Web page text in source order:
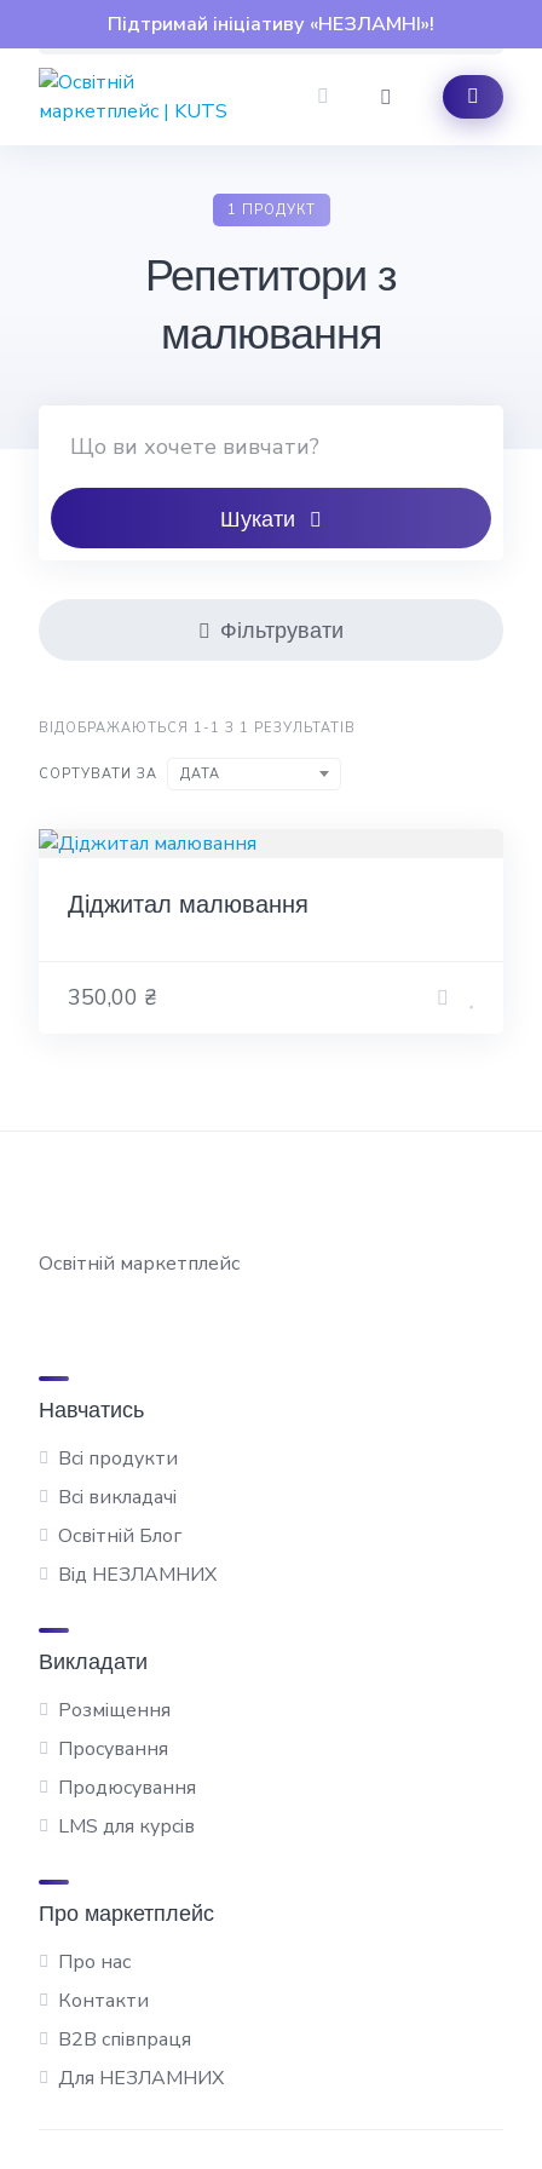
Підтримай ініціативу «НЕЗЛАМНІ»!
to
content
1 ПРОДУКТ
Репетитори з
малювання
Шукати
Фільтрувати
ВІДОБРАЖАЮТЬСЯ 1-1 З 1 РЕЗУЛЬТАТІВ
СОРТУВАТИ ЗА ДАТА
Діджитал малювання
350,00 ₴
Освітній маркетплейс
Навчатись
Всі продукти
Всі викладачі
Освітній Блог
Від НЕЗЛАМНИХ
Викладати
Розміщення
Просування
Продюсування
LMS для курсів
Про маркетплейс
Про нас
Контакти
B2B співпраця
Для НЕЗЛАМНИХ